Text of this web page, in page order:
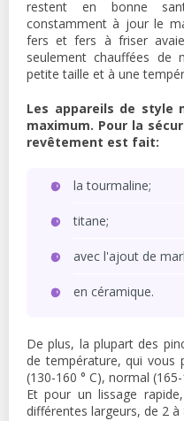
restent en bonne
constamment à jour le
fers et fers à friser
seulement chauffées de
petite taille et à une
Les appareils de style
maximum. Pour la
revêtement est fait:
la tourmaline;
titane;
avec l'ajout de
en céramique.
De plus, la plupart des
de température, qui vous
(130-160 ° C), normal
Et pour un lissage
différentes largeurs, de 2 à